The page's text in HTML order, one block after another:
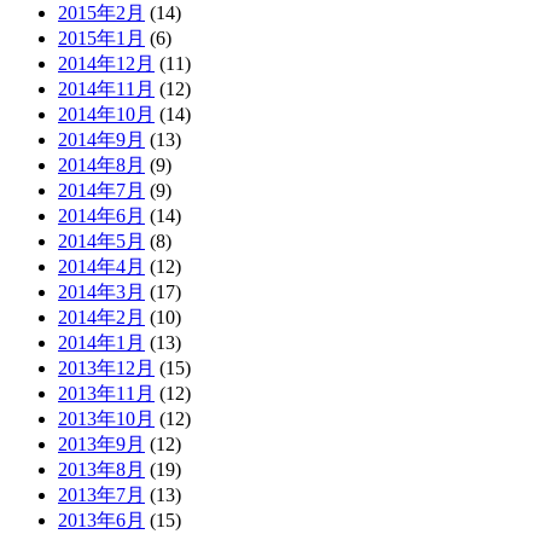
2015年2月 (14)
2015年1月 (6)
2014年12月 (11)
2014年11月 (12)
2014年10月 (14)
2014年9月 (13)
2014年8月 (9)
2014年7月 (9)
2014年6月 (14)
2014年5月 (8)
2014年4月 (12)
2014年3月 (17)
2014年2月 (10)
2014年1月 (13)
2013年12月 (15)
2013年11月 (12)
2013年10月 (12)
2013年9月 (12)
2013年8月 (19)
2013年7月 (13)
2013年6月 (15)